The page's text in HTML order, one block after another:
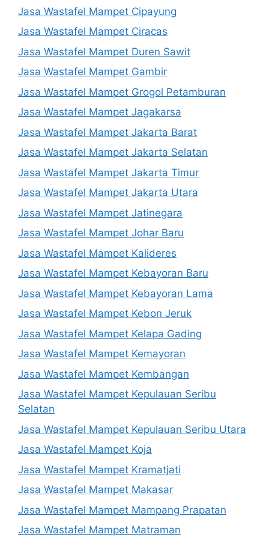
Jasa Wastafel Mampet Cipayung
Jasa Wastafel Mampet Ciracas
Jasa Wastafel Mampet Duren Sawit
Jasa Wastafel Mampet Gambir
Jasa Wastafel Mampet Grogol Petamburan
Jasa Wastafel Mampet Jagakarsa
Jasa Wastafel Mampet Jakarta Barat
Jasa Wastafel Mampet Jakarta Selatan
Jasa Wastafel Mampet Jakarta Timur
Jasa Wastafel Mampet Jakarta Utara
Jasa Wastafel Mampet Jatinegara
Jasa Wastafel Mampet Johar Baru
Jasa Wastafel Mampet Kalideres
Jasa Wastafel Mampet Kebayoran Baru
Jasa Wastafel Mampet Kebayoran Lama
Jasa Wastafel Mampet Kebon Jeruk
Jasa Wastafel Mampet Kelapa Gading
Jasa Wastafel Mampet Kemayoran
Jasa Wastafel Mampet Kembangan
Jasa Wastafel Mampet Kepulauan Seribu
Selatan
Jasa Wastafel Mampet Kepulauan Seribu Utara
Jasa Wastafel Mampet Koja
Jasa Wastafel Mampet Kramatjati
Jasa Wastafel Mampet Makasar
Jasa Wastafel Mampet Mampang Prapatan
Jasa Wastafel Mampet Matraman